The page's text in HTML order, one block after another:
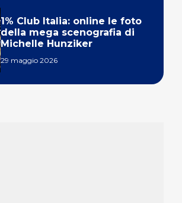
1% Club Italia: online le foto
della mega scenografia di
Michelle Hunziker
29 maggio 2026